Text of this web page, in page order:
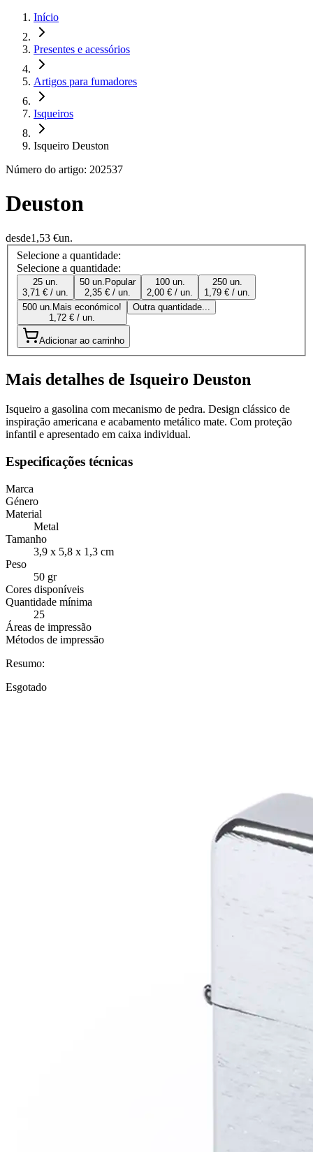
Início
Presentes e acessórios
Artigos para fumadores
Isqueiros
Isqueiro Deuston
Número do artigo: 202537
Deuston
desde1,53 €un.
Selecione a quantidade:
Selecione a quantidade:
25 un.
3,71 € / un.
50 un. Popular
2,35 € / un.
100 un.
2,00 € / un.
250 un.
1,79 € / un.
500 un. Mais económico!
1,72 € / un.
Outra quantidade...
Adicionar ao carrinho
Mais detalhes de Isqueiro Deuston
Isqueiro a gasolina com mecanismo de pedra. Design clássico de
inspiração americana e acabamento metálico mate. Com proteção
infantil e apresentado em caixa individual.
Especificações técnicas
Marca
Género
Material
Metal
Tamanho
3,9 x 5,8 x 1,3 cm
Peso
50 gr
Cores disponíveis
Quantidade mínima
25
Áreas de impressão
Métodos de impressão
Resumo:
Esgotado